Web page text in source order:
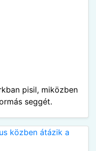
pisil, miközben
seggét.